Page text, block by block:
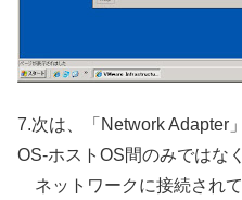
7.次は、「Network Adapter
OS-ホストOS間のみではなく
ネットワークに接続され